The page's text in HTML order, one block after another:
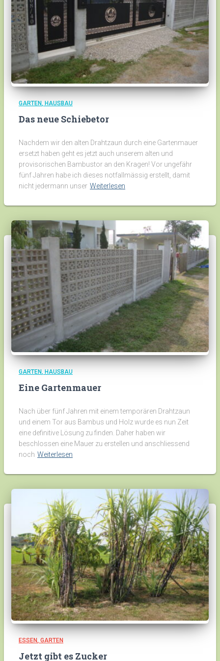
GARTEN HAUSBAU
Das neue Schiebetor
Nachdem wir den alten Drahtzaun durch eine Gartenmauer
ersetzt haben geht es jetzt auch unserem alten und
provisorischen Bambustor an den Kragen! Vor ungefähr
fünf Jahren habe ich dieses notfallmässig erstellt, damit
nicht jedermann unser Weiterlesen
GARTEN HAUSBAU
Eine Gartenmauer
Nach über fünf Jahren mit einem temporären Drahtzaun
und einem Tor aus Bambus und Holz wurde es nun Zeit
eine definitive Lösung zu finden. Daher haben wir
beschlossen eine Mauer zu erstellen und anschliessend
noch Weiterlesen
ESSEN GARTEN
Jetzt gibt es Zucker